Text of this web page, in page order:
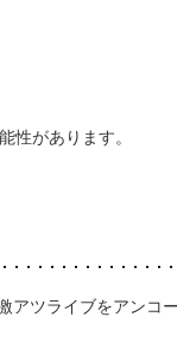
があります。
アツライブをアンコ